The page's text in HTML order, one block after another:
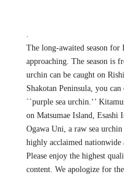
.
The long-awaited season for
approaching. The season is
urchin can be caught on
Shakotan Peninsula, you
``purple sea urchin.‘’
on Matsumae Island, Esashi
Ogawa Uni, a raw sea
highly acclaimed nationwide
Please enjoy the highest
content. We apologize for